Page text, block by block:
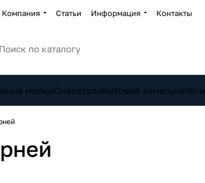
Компания Статьи Информация Контакты
мойкиСмесителиБытовые измельчители